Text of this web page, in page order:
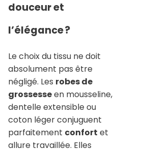
douceur et
l’élégance ?
Le choix du tissu ne doit
absolument pas être
négligé. Les robes de
grossesseen mousseline,
dentelle extensible ou
coton léger conjuguent
parfaitement confort et
allure travaillée. Elles